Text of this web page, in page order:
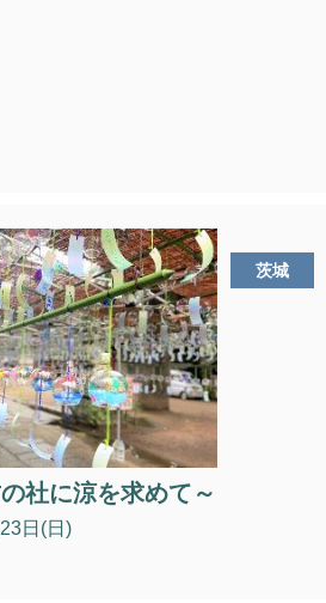
茨城
社に涼を求めて～
日(日)